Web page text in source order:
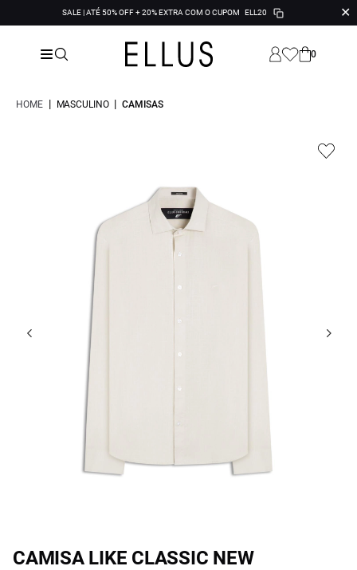
SALE | ATÉ 50% OFF + 20% EXTRA COM O CUPOM ELL20 ✕
0
HOME | MASCULINO | CAMISAS
CAMISA LIKE CLASSIC NEW